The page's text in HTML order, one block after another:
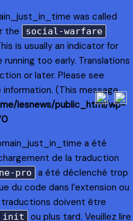
was called
the social-warfare
is usually an indicator for
too early. Translations
or later. Please see
information. (This message
lesnews/public_html/wp-
a été
de la traduction
pro
a été déclenché trop
du code dans l’extension ou
doivent être
init
ou plus tard. Veuillez lire